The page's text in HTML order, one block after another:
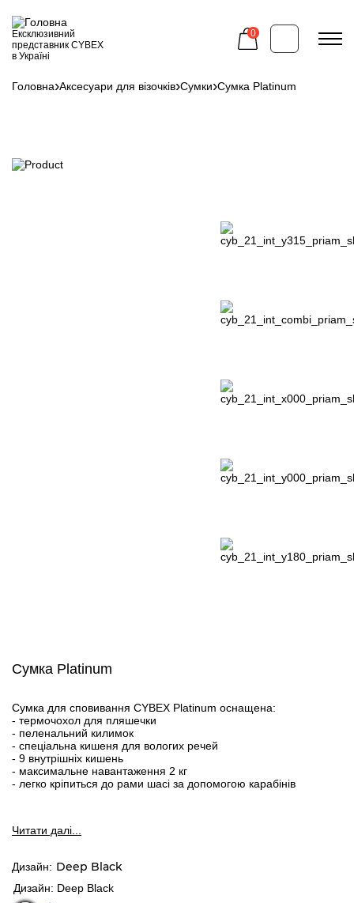
до
основного
вмісту
Ексклюзивний
представник CYBEX
в Україні
0
Головна Аксесуари для візочків Сумки Сумка Platinum
Сумка Platinum
Сумка для сповивання CYBEX Platinum оснащена:
- термочохол для пляшечки
- пеленальний килимок
- спеціальна кишеня для вологих речей
- 9 внутрішніх кишень
- максимальне навантаження 2 кг
- легко кріпиться до рами шасі за допомогою карабінів
Читати далi...
Дизайн Deep Black
Дизайн: Deep Black